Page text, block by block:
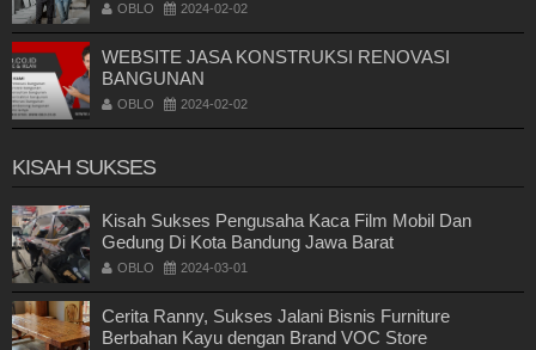
OBLO 2024-02-02
WEBSITE JASA KONSTRUKSI RENOVASI
BANGUNAN
OBLO 2024-02-02
KISAH SUKSES
Kisah Sukses Pengusaha Kaca Film Mobil Dan
Gedung Di Kota Bandung Jawa Barat
OBLO 2024-03-01
Cerita Ranny, Sukses Jalani Bisnis Furniture
Berbahan Kayu dengan Brand VOC Store